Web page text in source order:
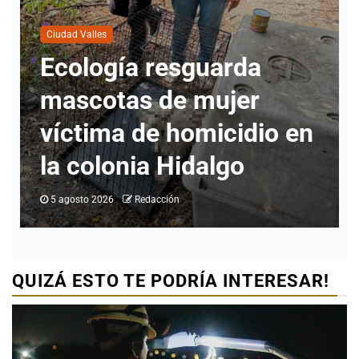
en
Nueva directora del
INMUVI da inicio a
labores con atención
ciudadanos y revisión
programas
5 agosto 2026 Redacción
QUIZÁ ESTO TE PODRÍA INTERESAR!